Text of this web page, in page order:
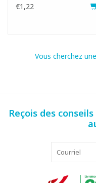
€1,22
Vous cherchez
Reçois des